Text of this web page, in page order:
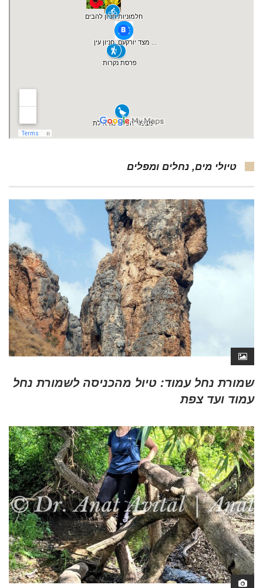
טיולי מים, נחלים ומפלים
שמורת נחל עמוד: טיול מהכניסה לשמורת נחל
עמוד ועד צפת